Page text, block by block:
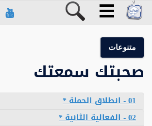
متنوعات
صحبتك سمعتك
01 - انطلاق الحملة *
02 - الفعالية الثانية *